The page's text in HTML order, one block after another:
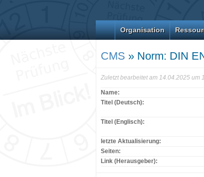
Organisation
CMS » Norm: DIN
Zuletzt bearbeitet am 14.04.2025 um
Name:
Titel (Deutsch):
Titel (Englisch):
letzte Aktualisierung:
Seiten:
Link (Herausgeber):